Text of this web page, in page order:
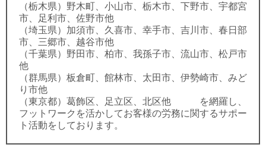
（栃木県）野木町、小山市、栃木市、下野市、宇都宮
市、足利市、佐野市他
（埼玉県）加須市、久喜市、幸手市、吉川市、春日部
市、三郷市、越谷市他
（千葉県）野田市、柏市、我孫子市、流山市、松戸市
他
（群馬県）板倉町、館林市、太田市、伊勢崎市、みど
り市他
（東京都）葛飾区、足立区、北区他 を網羅し、
フットワークを活かしてお客様の労務に関するサポー
ト活動をしております。